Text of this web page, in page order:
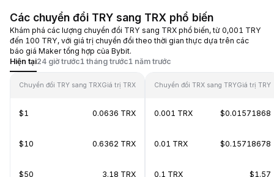
Các chuyển đổi TRY sang TRX phổ biến
Khám phá các lượng chuyển đổi TRY sang TRX phổ biến, từ 0,001 TRY
đến 100 TRY, với giá trị chuyển đổi theo thời gian thực dựa trên các
báo giá Maker tổng hợp của Bybit.
Hiện tại24 giờ trước1 tháng trước1 năm trước
Chuyển đổi TRY sang TRXGiá trị TRX
$1 0.0636 TRX
$10 0.6362 TRX
$50 3.18 TRX
Chuyển đổi TRX sang TRYGiá trị TRY
0.001 TRX $0.01571868
0.01 TRX $0.15718678
0.1 TRX $1.57